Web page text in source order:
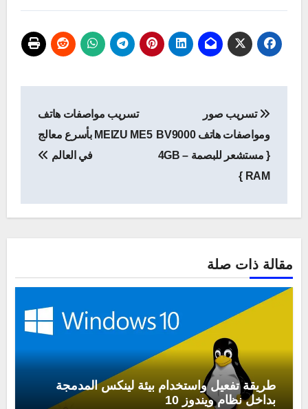
المقالات
تسريب صور
ومواصفات هاتف BV9000
{ مستشعر للبصمة – 4GB
RAM }
تسريب مواصفات هاتف
MEIZU ME5 بأسرع معالج
في العالم
مقالة ذات صلة
طريقة تفعيل واستخدام بيئة لينكس المدمجة
بداخل نظام ويندوز 10